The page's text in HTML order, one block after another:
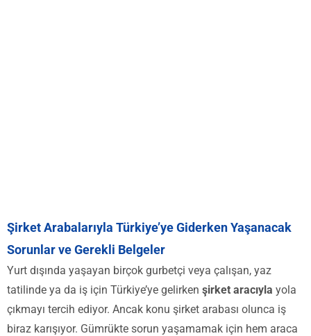
Şirket Arabalarıyla Türkiye’ye Giderken Yaşanacak
Sorunlar ve Gerekli Belgeler
Yurt dışında yaşayan birçok gurbetçi veya çalışan, yaz
tatilinde ya da iş için Türkiye’ye gelirken şirket aracıyla yola
çıkmayı tercih ediyor. Ancak konu şirket arabası olunca iş
biraz karışıyor. Gümrükte sorun yaşamamak için hem araca